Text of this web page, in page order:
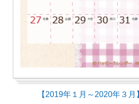
【2019年１月～2020年３